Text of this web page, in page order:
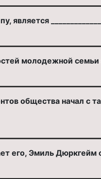
молодежной семьи
общества начал с
его, Эмиль Дюркгейм